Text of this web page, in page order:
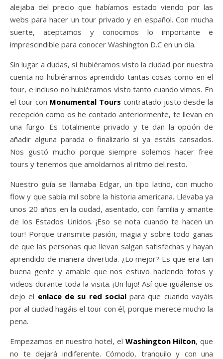
alejaba del precio que habíamos estado viendo por las
webs para hacer un tour privado y en español. Con mucha
suerte, aceptamos y conocimos lo importante e
imprescindible para conocer Washington D.C en un día.
Sin lugar a dudas, si hubiéramos visto la ciudad por nuestra
cuenta no hubiéramos aprendido tantas cosas como en el
tour, e incluso no hubiéramos visto tanto cuando vimos. En
el tour con Monumental Tours contratado justo desde la
recepción como os he contado anteriormente, te llevan en
una furgo. Es totalmente privado y te dan la opción de
añadir alguna parada o finalizarlo si ya estáis cansados.
Nos gustó mucho porque siempre solemos hacer free
tours y tenemos que amoldarnos al ritmo del resto.
Nuestro guía se llamaba Edgar, un tipo latino, con mucho
flow y que sabía mil sobre la historia americana. Llevaba ya
unos 20 años en la ciudad, asentado, con familia y amante
de los Estados Unidos. ¡Eso se nota cuando te hacen un
tour! Porque transmite pasión, magia y sobre todo ganas
de que las personas que llevan salgan satisfechas y hayan
aprendido de manera divertida. ¿Lo mejor? Es que era tan
buena gente y amable que nos estuvo haciendo fotos y
videos durante toda la visita. ¡Un lujo! Así que iguálense os
dejo el enlace de su red social para que cuando vayáis
por al ciudad hagáis el tour con él, porque merece mucho la
pena.
Empezamos en nuestro hotel, el Washington Hilton, que
no te dejará indiferente. Cómodo, tranquilo y con una